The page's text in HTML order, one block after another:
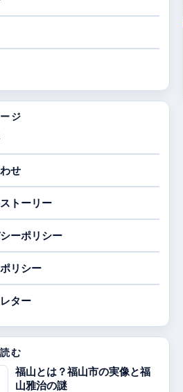
ジ
せ
トーリー
ーポリシー
リシー
ター
む
福山とは？福山市の実像と福
山雅治の謎